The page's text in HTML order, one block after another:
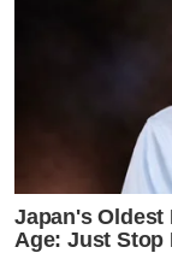
Japan's Oldest
Age: Just Stop